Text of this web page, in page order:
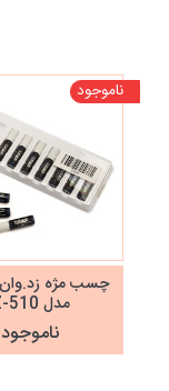
ناموجود
مدل Z-510
ناموجود